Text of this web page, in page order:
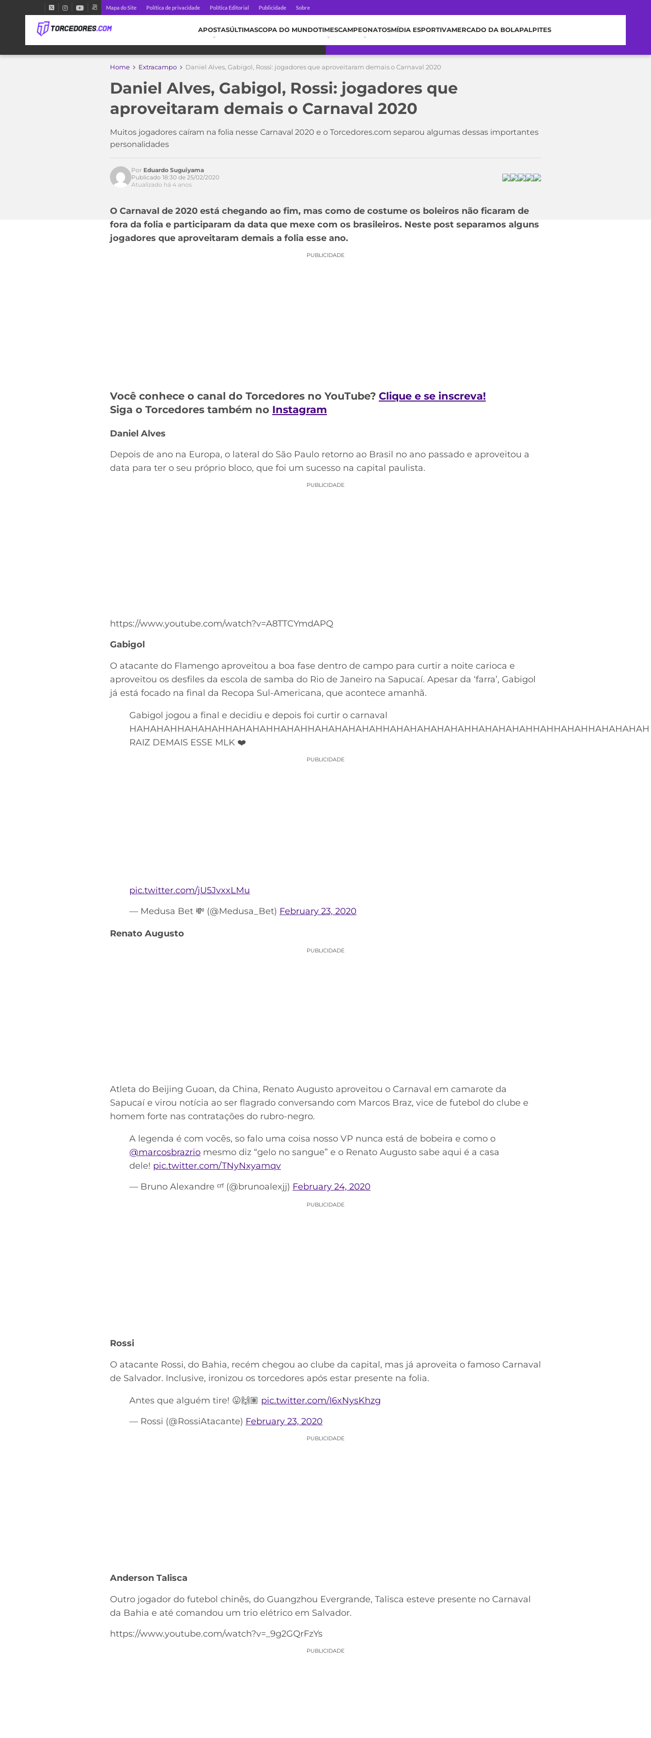
Mapa do Site Política de privacidade Política Editorial Publicidade Sobre
APOSTASÚLTIMASCOPA DO MUNDOTIMESCAMPEONATOSMÍDIA ESPORTIVAMERCADO DA BOLAPALPITES
Home Extracampo Daniel Alves, Gabigol, Rossi: jogadores que aproveitaram demais o Carnaval 2020
Daniel Alves, Gabigol, Rossi: jogadores que
aproveitaram demais o Carnaval 2020
Muitos jogadores caíram na folia nesse Carnaval 2020 e o Torcedores.com separou algumas dessas importantes
personalidades
Acesse o perfil do autor
Por Eduardo Suguiyama
Publicado 18:30 de 25/02/2020
Atualizado há 4 anos
O Carnaval de 2020 está chegando ao fim, mas como de costume os boleiros não ficaram de
fora da folia e participaram da data que mexe com os brasileiros. Neste post separamos alguns
jogadores que aproveitaram demais a folia esse ano.
PUBLICIDADE
Você conhece o canal do Torcedores no YouTube? Clique e se inscreva!
Siga o Torcedores também no Instagram
Daniel Alves
Depois de ano na Europa, o lateral do São Paulo retorno ao Brasil no ano passado e aproveitou a
data para ter o seu próprio bloco, que foi um sucesso na capital paulista.
PUBLICIDADE
https://www.youtube.com/watch?v=A8TTCYmdAPQ
Gabigol
O atacante do Flamengo aproveitou a boa fase dentro de campo para curtir a noite carioca e
aproveitou os desfiles da escola de samba do Rio de Janeiro na Sapucaí. Apesar da ‘farra’, Gabigol
já está focado na final da Recopa Sul-Americana, que acontece amanhã.
Gabigol jogou a final e decidiu e depois foi curtir o carnaval
HAHAHAHHAHAHAHHAHAHAHHAHAHHAHAHAHAHAHHAHAHAHAHAHAHHAHAHAHAHHAHHAHAHHAHAHAHAH
RAIZ DEMAIS ESSE MLK ❤️
PUBLICIDADE
pic.twitter.com/jU5JvxxLMu
— Medusa Bet 💸 (@Medusa_Bet) February 23, 2020
Renato Augusto
PUBLICIDADE
Atleta do Beijing Guoan, da China, Renato Augusto aproveitou o Carnaval em camarote da
Sapucaí e virou notícia ao ser flagrado conversando com Marcos Braz, vice de futebol do clube e
homem forte nas contratações do rubro-negro.
A legenda é com vocês, so falo uma coisa nosso VP nunca está de bobeira e como o
@marcosbrazrio ⁩ mesmo diz “gelo no sangue” e o Renato Augusto sabe aqui é a casa
dele! pic.twitter.com/TNyNxyamqv
— Bruno Alexandre ᶜʳᶠ (@brunoalexjj) February 24, 2020
PUBLICIDADE
Rossi
O atacante Rossi, do Bahia, recém chegou ao clube da capital, mas já aproveita o famoso Carnaval
de Salvador. Inclusive, ironizou os torcedores após estar presente na folia.
Antes que alguém tire! 😛🙌🏽 pic.twitter.com/I6xNysKhzg
— Rossi (@RossiAtacante) February 23, 2020
PUBLICIDADE
Anderson Talisca
Outro jogador do futebol chinês, do Guangzhou Evergrande, Talisca esteve presente no Carnaval
da Bahia e até comandou um trio elétrico em Salvador.
https://www.youtube.com/watch?v=_9g2GQrFzYs
PUBLICIDADE